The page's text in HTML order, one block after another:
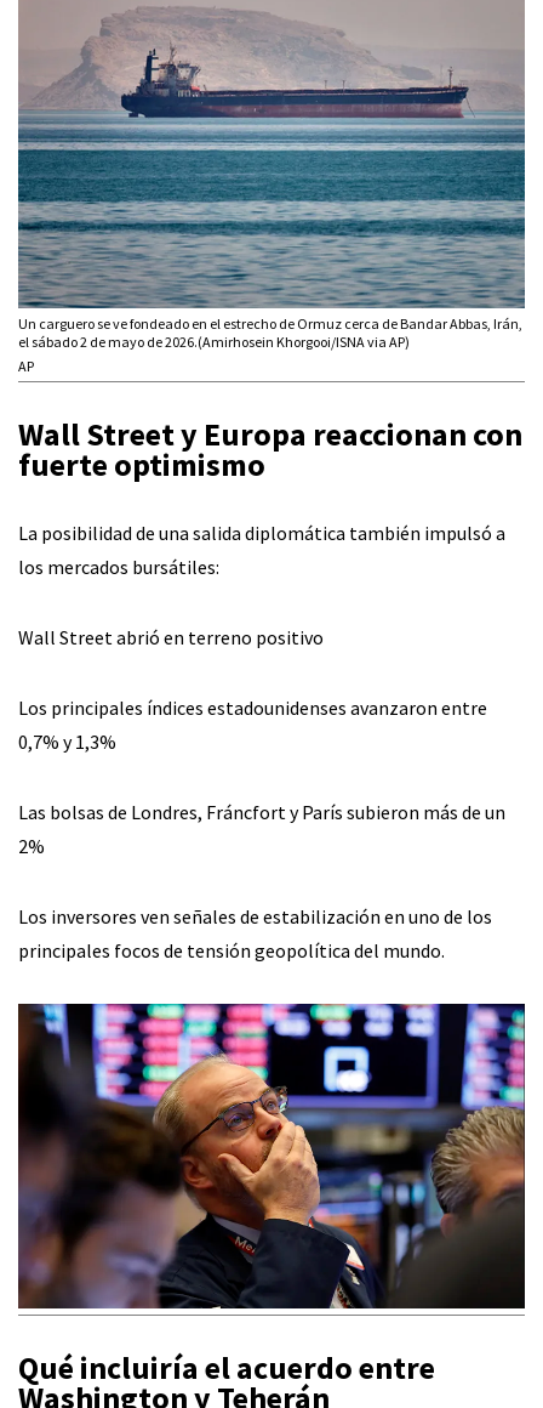
Un carguero se ve fondeado en el estrecho de Ormuz cerca de Bandar Abbas, Irán,
el sábado 2 de mayo de 2026.(Amirhosein Khorgooi/ISNA via AP)
AP
Wall Street y Europa reaccionan con
fuerte optimismo
La posibilidad de una salida diplomática también impulsó a
los mercados bursátiles:
Wall Street abrió en terreno positivo
Los principales índices estadounidenses avanzaron entre
0,7% y 1,3%
Las bolsas de Londres, Fráncfort y París subieron más de un
2%
Los inversores ven señales de estabilización en uno de los
principales focos de tensión geopolítica del mundo.
Qué incluiría el acuerdo entre
Washington y Teherán